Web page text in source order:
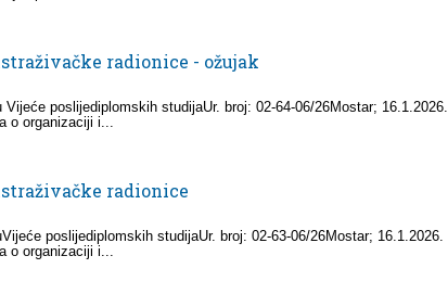
radionice - ožujak
poslijediplomskih studijaUr. broj: 02-64-06/26Mostar; 16.1.2026.
organizaciji i...
radionice
poslijediplomskih studijaUr. broj: 02-63-06/26Mostar; 16.1.2026.
organizaciji i...